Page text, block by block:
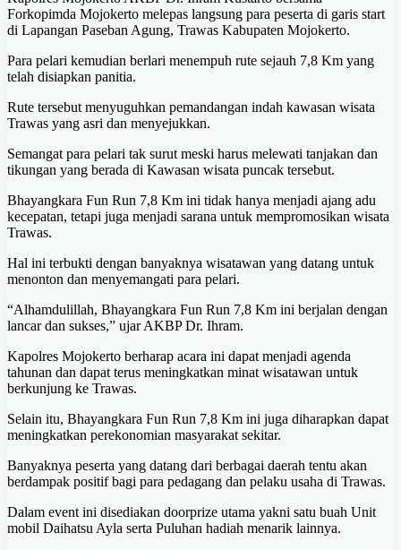
Forkopimda Mojokerto melepas langsung para peserta di garis start
di Lapangan Paseban Agung, Trawas Kabupaten Mojokerto.
Para pelari kemudian berlari menempuh rute sejauh 7,8 Km yang
telah disiapkan panitia.
Rute tersebut menyuguhkan pemandangan indah kawasan wisata
Trawas yang asri dan menyejukkan.
Semangat para pelari tak surut meski harus melewati tanjakan dan
tikungan yang berada di Kawasan wisata puncak tersebut.
Bhayangkara Fun Run 7,8 Km ini tidak hanya menjadi ajang adu
kecepatan, tetapi juga menjadi sarana untuk mempromosikan wisata
Trawas.
Hal ini terbukti dengan banyaknya wisatawan yang datang untuk
menonton dan menyemangati para pelari.
“Alhamdulillah, Bhayangkara Fun Run 7,8 Km ini berjalan dengan
lancar dan sukses,” ujar AKBP Dr. Ihram.
Kapolres Mojokerto berharap acara ini dapat menjadi agenda
tahunan dan dapat terus meningkatkan minat wisatawan untuk
berkunjung ke Trawas.
Selain itu, Bhayangkara Fun Run 7,8 Km ini juga diharapkan dapat
meningkatkan perekonomian masyarakat sekitar.
Banyaknya peserta yang datang dari berbagai daerah tentu akan
berdampak positif bagi para pedagang dan pelaku usaha di Trawas.
Dalam event ini disediakan doorprize utama yakni satu buah Unit
mobil Daihatsu Ayla serta Puluhan hadiah menarik lainnya.